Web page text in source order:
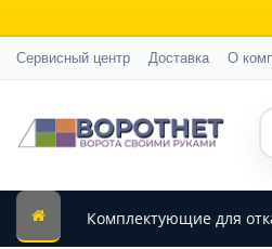
Сервисный центр Доставка О
Комплектующие для